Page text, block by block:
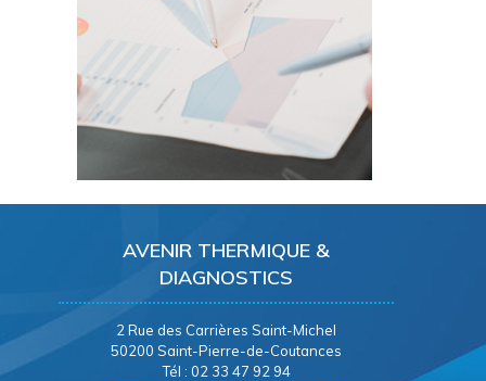
AVENIR THERMIQUE &
DIAGNOSTICS
2 Rue des Carrières Saint-Michel
50200 Saint-Pierre-de-Coutances
Tél : 02 33 47 92 94